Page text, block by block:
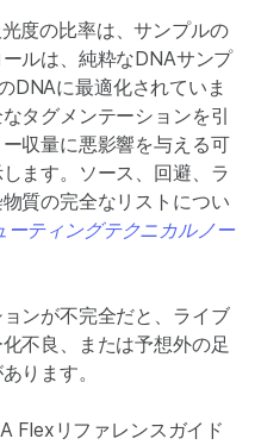
度の比率は、サンプルの
ルは、純粋なDNAサンプ
DNAに最適化されていま
タグメンテーションを引
収量に悪影響を与える可
ます。ソース、回避、ラ
質の完全なリストについ
ティングテクニカルノー
ンが不完全だと、ライブ
不良、または予想外の足
ります。
Flexリファレンスガイド